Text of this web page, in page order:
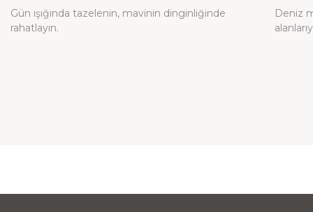
Gün ışığında tazelenin, mavinin dinginliğinde
rahatlayın.
Deniz